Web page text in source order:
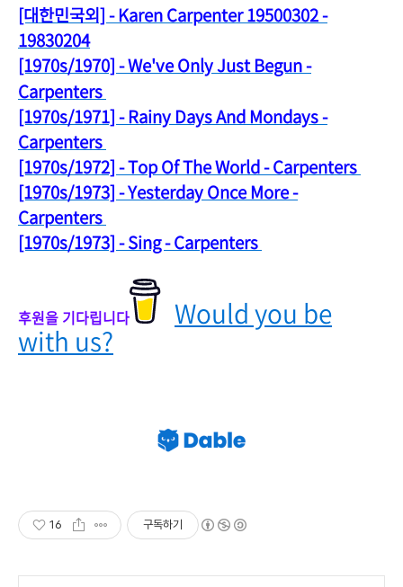
[대한민국외] - Karen Carpenter 19500302 -
19830204
[1970s/1970] - We've Only Just Begun -
Carpenters
[1970s/1971] - Rainy Days And Mondays -
Carpenters
[1970s/1972] - Top Of The World - Carpenters
[1970s/1973] - Yesterday Once More -
Carpenters
[1970s/1973] - Sing - Carpenters
후원을 기다립니다 Would you be
with us?
16 구독하기